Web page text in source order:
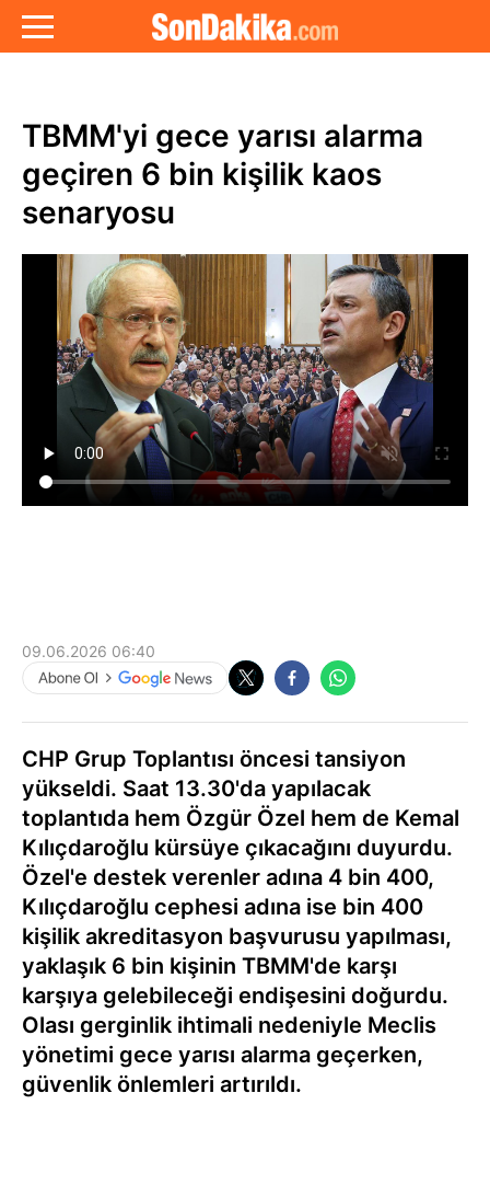
TBMM'yi gece yarısı alarma
geçiren 6 bin kişilik kaos
senaryosu
09.06.2026 06:40
CHP Grup Toplantısı öncesi tansiyon
yükseldi. Saat 13.30'da yapılacak
toplantıda hem Özgür Özel hem de Kemal
Kılıçdaroğlu kürsüye çıkacağını duyurdu.
Özel'e destek verenler adına 4 bin 400,
Kılıçdaroğlu cephesi adına ise bin 400
kişilik akreditasyon başvurusu yapılması,
yaklaşık 6 bin kişinin TBMM'de karşı
karşıya gelebileceği endişesini doğurdu.
Olası gerginlik ihtimali nedeniyle Meclis
yönetimi gece yarısı alarma geçerken,
güvenlik önlemleri artırıldı.